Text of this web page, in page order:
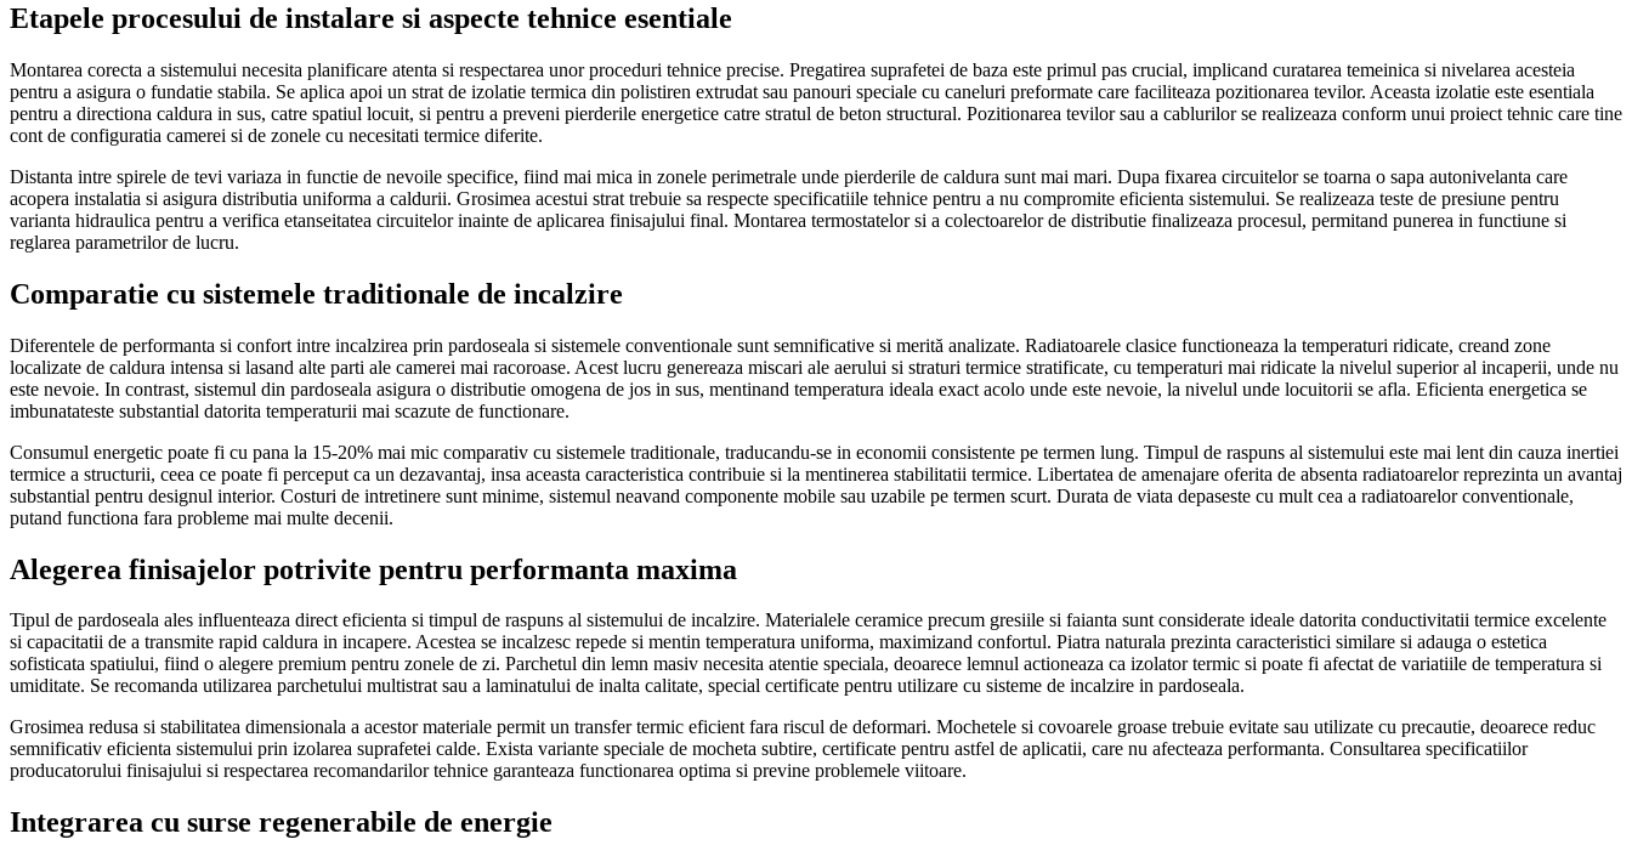
Etapele procesului de instalare si aspecte tehnice esentiale
Montarea corecta a sistemului necesita planificare atenta si respectarea unor proceduri tehnice precise. Pregatirea suprafetei de baza este primul pas crucial, implicand curatarea temeinica si nivelarea acesteia
pentru a asigura o fundatie stabila. Se aplica apoi un strat de izolatie termica din polistiren extrudat sau panouri speciale cu caneluri preformate care faciliteaza pozitionarea tevilor. Aceasta izolatie este esentiala
pentru a directiona caldura in sus, catre spatiul locuit, si pentru a preveni pierderile energetice catre stratul de beton structural. Pozitionarea tevilor sau a cablurilor se realizeaza conform unui proiect tehnic care tine
cont de configuratia camerei si de zonele cu necesitati termice diferite.
Distanta intre spirele de tevi variaza in functie de nevoile specifice, fiind mai mica in zonele perimetrale unde pierderile de caldura sunt mai mari. Dupa fixarea circuitelor se toarna o sapa autonivelanta care
acopera instalatia si asigura distributia uniforma a caldurii. Grosimea acestui strat trebuie sa respecte specificatiile tehnice pentru a nu compromite eficienta sistemului. Se realizeaza teste de presiune pentru
varianta hidraulica pentru a verifica etanseitatea circuitelor inainte de aplicarea finisajului final. Montarea termostatelor si a colectoarelor de distributie finalizeaza procesul, permitand punerea in functiune si
reglarea parametrilor de lucru.
Comparatie cu sistemele traditionale de incalzire
Diferentele de performanta si confort intre incalzirea prin pardoseala si sistemele conventionale sunt semnificative si merită analizate. Radiatoarele clasice functioneaza la temperaturi ridicate, creand zone
localizate de caldura intensa si lasand alte parti ale camerei mai racoroase. Acest lucru genereaza miscari ale aerului si straturi termice stratificate, cu temperaturi mai ridicate la nivelul superior al incaperii, unde nu
este nevoie. In contrast, sistemul din pardoseala asigura o distributie omogena de jos in sus, mentinand temperatura ideala exact acolo unde este nevoie, la nivelul unde locuitorii se afla. Eficienta energetica se
imbunatateste substantial datorita temperaturii mai scazute de functionare.
Consumul energetic poate fi cu pana la 15-20% mai mic comparativ cu sistemele traditionale, traducandu-se in economii consistente pe termen lung. Timpul de raspuns al sistemului este mai lent din cauza inertiei
termice a structurii, ceea ce poate fi perceput ca un dezavantaj, insa aceasta caracteristica contribuie si la mentinerea stabilitatii termice. Libertatea de amenajare oferita de absenta radiatoarelor reprezinta un avantaj
substantial pentru designul interior. Costuri de intretinere sunt minime, sistemul neavand componente mobile sau uzabile pe termen scurt. Durata de viata depaseste cu mult cea a radiatoarelor conventionale,
putand functiona fara probleme mai multe decenii.
Alegerea finisajelor potrivite pentru performanta maxima
Tipul de pardoseala ales influenteaza direct eficienta si timpul de raspuns al sistemului de incalzire. Materialele ceramice precum gresiile si faianta sunt considerate ideale datorita conductivitatii termice excelente
si capacitatii de a transmite rapid caldura in incapere. Acestea se incalzesc repede si mentin temperatura uniforma, maximizand confortul. Piatra naturala prezinta caracteristici similare si adauga o estetica
sofisticata spatiului, fiind o alegere premium pentru zonele de zi. Parchetul din lemn masiv necesita atentie speciala, deoarece lemnul actioneaza ca izolator termic si poate fi afectat de variatiile de temperatura si
umiditate. Se recomanda utilizarea parchetului multistrat sau a laminatului de inalta calitate, special certificate pentru utilizare cu sisteme de incalzire in pardoseala.
Grosimea redusa si stabilitatea dimensionala a acestor materiale permit un transfer termic eficient fara riscul de deformari. Mochetele si covoarele groase trebuie evitate sau utilizate cu precautie, deoarece reduc
semnificativ eficienta sistemului prin izolarea suprafetei calde. Exista variante speciale de mocheta subtire, certificate pentru astfel de aplicatii, care nu afecteaza performanta. Consultarea specificatiilor
producatorului finisajului si respectarea recomandarilor tehnice garanteaza functionarea optima si previne problemele viitoare.
Integrarea cu surse regenerabile de energie